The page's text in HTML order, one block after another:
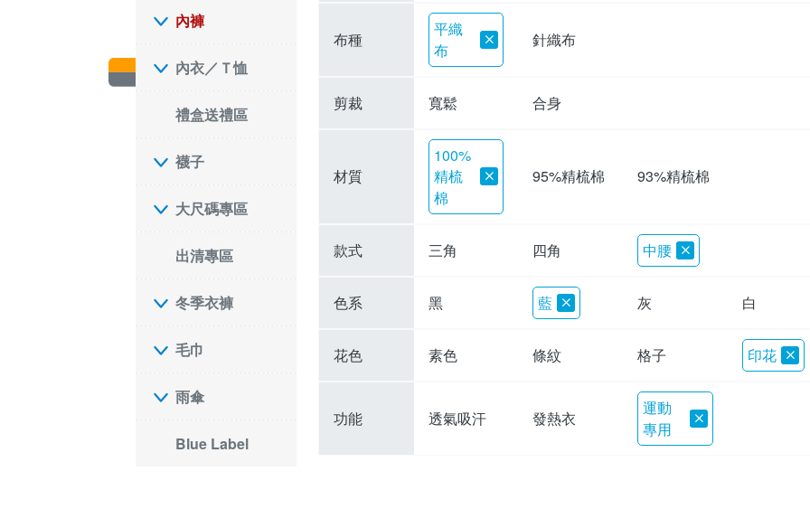
內褲
內衣／Ｔ恤
禮盒送禮區
襪子
大尺碼專區
出清專區
冬季衣褲
毛巾
雨傘
Blue Label
布種
平織
布
針織布
剪裁 寬鬆 合身
材質
100%
精梳
棉
95%精梳棉 93%精梳棉
款式 三角 四角 中腰
色系 黑 藍 灰 白
花色 素色 條紋 格子 印花
功能 透氣吸汗 發熱衣
運動
專用